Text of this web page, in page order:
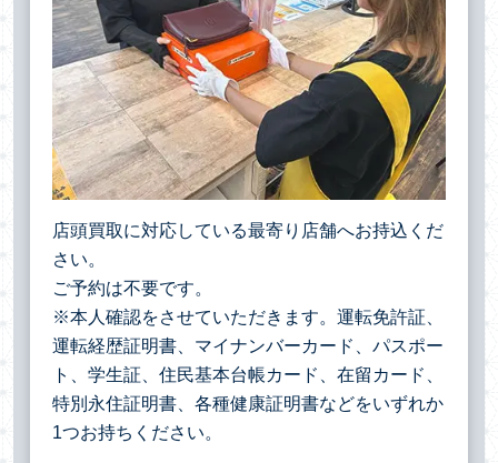
店頭買取に対応している最寄り店舗へお持込くだ
さい。
ご予約は不要です。
※本人確認をさせていただきます。運転免許証、
運転経歴証明書、マイナンバーカード、パスポー
ト、学生証、住民基本台帳カード、在留カード、
特別永住証明書、各種健康証明書などをいずれか
1つお持ちください。